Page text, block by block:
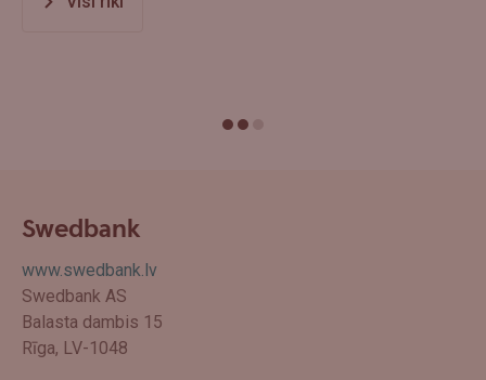
Swedbank
www.swedbank.lv
Swedbank AS
Balasta dambis 15
Rīga, LV-1048